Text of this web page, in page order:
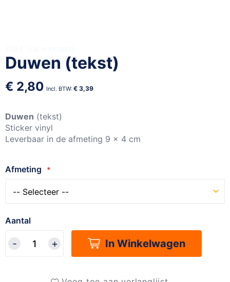
Duwen (tekst)
€ 2,80 € 3,39
Duwen (tekst)
Sticker vinyl
Leverbaar in de afmeting 9 x 4 cm
Afmeting
Aantal
In Winkelwagen
naar
het
begin
van
afbeeldingen-
gallerij